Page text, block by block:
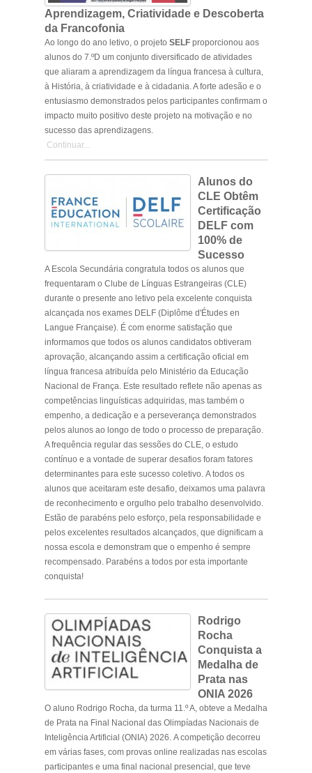
Aprendizagem, Criatividade e Descoberta
da Francofonia
Ao longo do ano letivo, o projeto SELFproporcionou aos
alunos do 7.ºD um conjunto diversificado de atividades
que aliaram a aprendizagem da língua francesa à cultura,
à História, à criatividade e à cidadania. A forte adesão e o
entusiasmo demonstrados pelos participantes confirmam o
impacto muito positivo deste projeto na motivação e no
sucesso das aprendizagens.
Continuar...
Alunos do
CLE Obtêm
Certificação
DELF com
100% de
Sucesso
A Escola Secundária congratula todos os alunos que
frequentaram o Clube de Línguas Estrangeiras (CLE)
durante o presente ano letivo pela excelente conquista
alcançada nos exames DELF (Diplôme d'Études en
Langue Française). É com enorme satisfação que
informamos que todos os alunos candidatos obtiveram
aprovação, alcançando assim a certificação oficial em
língua francesa atribuída pelo Ministério da Educação
Nacional de França. Este resultado reflete não apenas as
competências linguísticas adquiridas, mas também o
empenho, a dedicação e a perseverança demonstrados
pelos alunos ao longo de todo o processo de preparação.
A frequência regular das sessões do CLE, o estudo
contínuo e a vontade de superar desafios foram fatores
determinantes para este sucesso coletivo. A todos os
alunos que aceitaram este desafio, deixamos uma palavra
de reconhecimento e orgulho pelo trabalho desenvolvido.
Estão de parabéns pelo esforço, pela responsabilidade e
pelos excelentes resultados alcançados, que dignificam a
nossa escola e demonstram que o empenho é sempre
recompensado. Parabéns a todos por esta importante
conquista!
Rodrigo
Rocha
Conquista a
Medalha de
Prata nas
ONIA 2026
O aluno Rodrigo Rocha, da turma 11.º A, obteve a Medalha
de Prata na Final Nacional das Olimpíadas Nacionais de
Inteligência Artificial (ONIA) 2026. A competição decorreu
em várias fases, com provas online realizadas nas escolas
participantes e uma final nacional presencial, que teve